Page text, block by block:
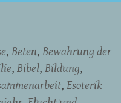
Beten Bewahrung der
Bibel Bildung
Esoterik